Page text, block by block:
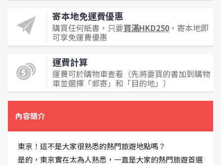
寄本地免運費優惠
購買任何紙書，只要買滿HKD250 ，寄本地即
可享免運費優惠
運費計算
運費可於購物車查看（先將要買的書加到購物
車並選擇「郵寄」和「目的地」）
內容簡介
東京！這不是大家很熟悉的熱門旅遊地點嗎？
是的，東京實在太為人熟悉，一直是大家的熱門旅遊首選